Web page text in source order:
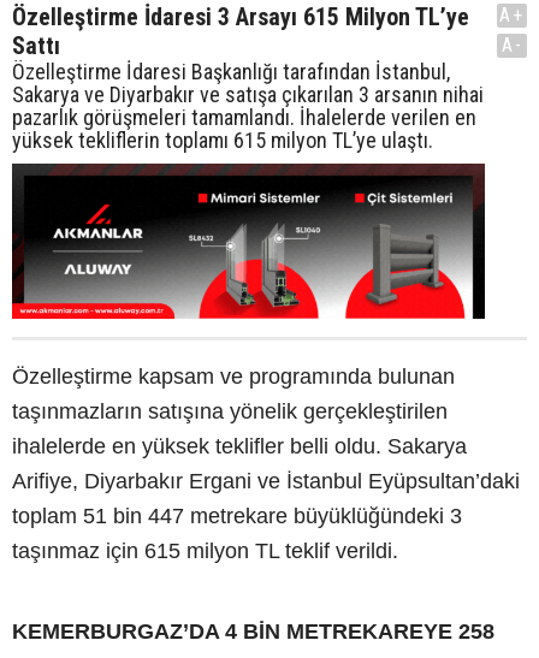
Özelleştirme İdaresi 3 Arsayı 615 Milyon TL’ye
Sattı
Özelleştirme İdaresi Başkanlığı tarafından İstanbul,
Sakarya ve Diyarbakır ve satışa çıkarılan 3 arsanın nihai
pazarlık görüşmeleri tamamlandı. İhalelerde verilen en
yüksek tekliflerin toplamı 615 milyon TL’ye ulaştı.
A+
A-
Özelleştirme kapsam ve programında bulunan
taşınmazların satışına yönelik gerçekleştirilen
ihalelerde en yüksek teklifler belli oldu. Sakarya
Arifiye, Diyarbakır Ergani ve İstanbul Eyüpsultan’daki
toplam 51 bin 447 metrekare büyüklüğündeki 3
taşınmaz için 615 milyon TL teklif verildi.
KEMERBURGAZ’DA 4 BİN METREKAREYE 258